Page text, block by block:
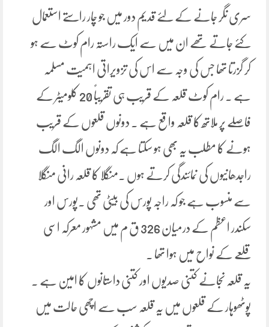
سری نگر جانے کے لئے قدیم دور میں جو چار راستے استعمال
کئے جاتے تھے ان میں سے ایک راستہ رام کوٹ سے ہو
کر گزرتا تھا جس کی وجہ سے اس کی تزویراتی اہمیت مسلمہ
ہے ۔ رام کوٹ قلعہ کے قریب ہی تقریباً 20 کلومیٹر کے
فاصلے پر ملاتھ کا قلعہ واقع ہے ۔ دونوں قلعوں کے قریب
ہونے کا مطلب یہ بھی ہو سکتا ہے کہ دونوں الگ الگ
راجدھانیوں کی نمائندگی کرتے ہوں ۔منگلا کا قلعہ رانی منگلا
سے منسوب ہے جو کہ راجہ پورس کی بیٹی تھی ۔پورس اور
سکندر اعظم کے درمیان 326 ق م میں مشہور معرکہ اسی
قلعے کے نواح میں ہوا تھا ۔
یہ قلعہ نجانے کتنی صدیوں اور کتنی داستانوں کا امین ہے ۔
پوٹھوہار کے قلعوں میں یہ قلعہ سب سے اچھی حالت میں